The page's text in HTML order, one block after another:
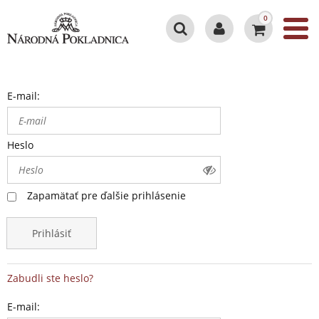
0
E-mail:
Heslo
Zapamätať pre ďalšie prihlásenie
Prihlásiť
Zabudli ste heslo?
E-mail: